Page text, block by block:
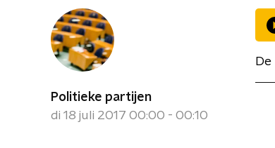
Politieke partijen
di 18 juli 2017 00:00 - 00:10